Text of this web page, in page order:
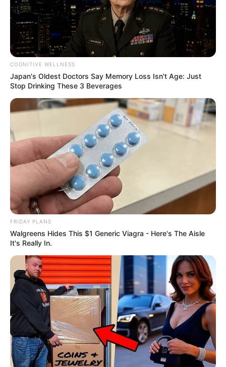
COGNITIVE WELLNESS
Japan's Oldest Doctors Say Memory Loss Isn't Age: Just
Stop Drinking These 3 Beverages
FRIDAY PLANS
Walgreens Hides This $1 Generic Viagra - Here's The Aisle
It's Really In.